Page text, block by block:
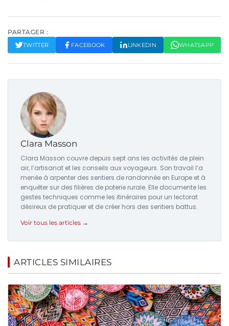
PARTAGER :
TWITTER FACEBOOK LINKEDIN WHATSAPP
Clara Masson
Clara Masson couvre depuis sept ans les activités de plein
air, l’artisanat et les conseils aux voyageurs. Son travail l’a
menée à arpenter des sentiers de randonnée en Europe et à
enquêter sur des filières de poterie rurale. Elle documente les
gestes techniques comme les itinéraires pour un lectorat
désireux de pratiquer et de créer hors des sentiers battus.
Voir tous les articles →
ARTICLES SIMILAIRES